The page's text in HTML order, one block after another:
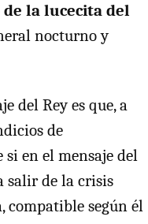
la lucecita del
nocturno y
del Rey es que, a
de
si en el mensaje del
salir de la crisis
compatible según él